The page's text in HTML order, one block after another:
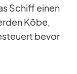
Schiff ei­nen
Kōbe,
be­vor